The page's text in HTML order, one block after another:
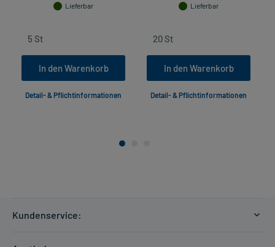
Lieferbar
In den Warenkorb
Detail- & Pflichtinformationen
Lieferbar
In den Warenkorb
Detail- & Pflichtinformationen
Kundenservice: